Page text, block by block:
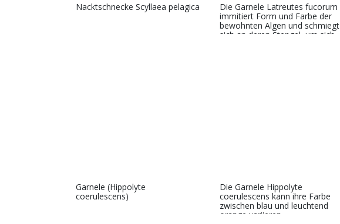
Nacktschnecke Scyllaea pelagica
Die Garnele Latreutes fucorum
immitiert Form und Farbe der
bewohnten Algen und schmiegt
sich an deren Stengel, um sich
Garnele (Hippolyte
coerulescens)
Die Garnele Hippolyte
coerulescens kann ihre Farbe
zwischen blau und leuchtend
orange variieren.